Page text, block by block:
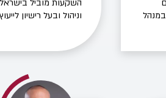
משרד האוצר, בוגרת תואר BA במנהל
מאוניברסיטת בן גוריון. ניסיון של 16
לכל
וניהול ובעל רישיון
מתן שירות מקצועי